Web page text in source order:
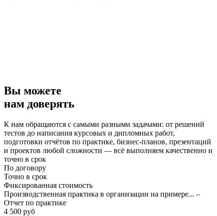
Вы можете
нам доверять
К нам обращаются с самыми разными задачами: от решений
тестов до написания курсовых и дипломных работ,
подготовки отчётов по практике, бизнес-планов, презентаций
и проектов любой сложности — всё выполняем качественно и
точно в срок
По договору
Точно в срок
Фиксированная стоимость
Производственная практика в организации на примере... –
Отчет по практике
4 500 руб